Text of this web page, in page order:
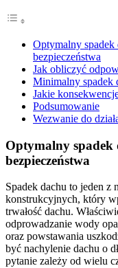
Optymalny spadek
bezpieczeństwa
Jak obliczyć
Minimalny spadek
Jakie
Podsumowanie
Wezwanie do
Optymalny spadek
bezpieczeństwa
Spadek dachu to jeden z
konstrukcyjnych, który
trwałość dachu.
odprowadzanie wody
oraz powstawania
być nachylenie dachu o
pytanie zależy od wielu